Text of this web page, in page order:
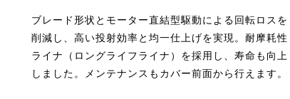
ブレード形状とモーター直結型駆動による回転ロスを
削減し、高い投射効率と均一仕上げを実現。耐摩耗性
ライナ（ロングライフライナ）を採用し、寿命も向上
しました。メンテナンスもカバー前面から行えます。